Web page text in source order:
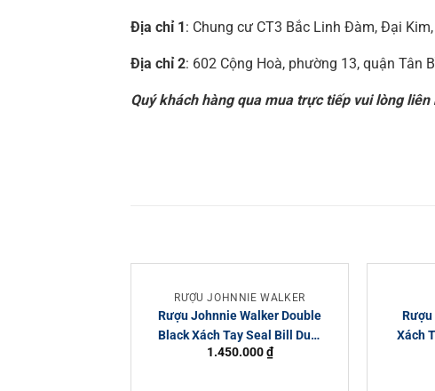
Địa chỉ 1: Chung cư CT3 Bắc Linh Đàm, Đại
Địa chỉ 2: 602 Cộng Hoà, phường 13, quận Tân
Quý khách hàng qua mua trực tiếp vui lòng
RƯỢU JOHNNIE WALKER
Rượu Johnnie Walker Double
Black Xách Tay Seal Bill Duty
Free
1.450.000₫
Rượu
Xách